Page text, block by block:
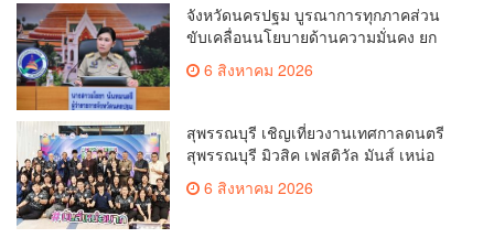
จังหวัดนครปฐม บูรณาการทุกภาคส่วน
ขับเคลื่อนนโยบายด้านความมั่นคง ยก
ระดับการป้องกันอาชญากรรมทาง
เทคโนโลยี
6 สิงหาคม 2026
สุพรรณบุรี เชิญเที่ยวงานเทศกาลดนตรี
สุพรรณบุรี มิวสิค เฟสติวัล มันส์ เหน่อ
มาก6 สิงหาคม 2026